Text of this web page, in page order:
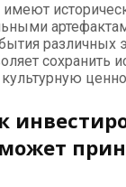
различных
сохранить